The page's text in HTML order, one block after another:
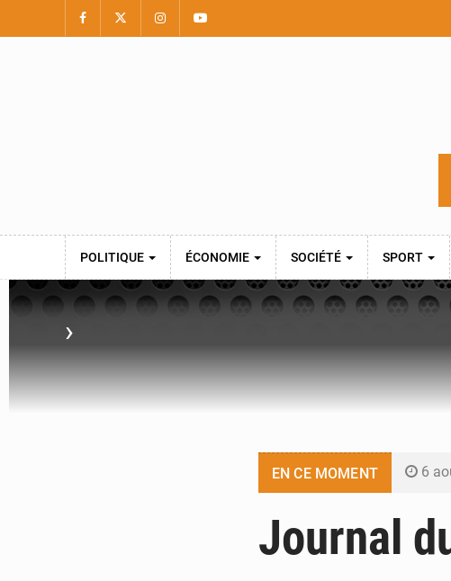
POLITIQUE ÉCONOMIE SOCIÉTÉ SPORT
›
EN CE MOMENT 6
6
Journal